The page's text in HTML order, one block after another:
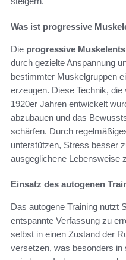
Was ist progressive
Die progressive
durch gezielte Anspannung
bestimmter Muskelgruppen
erzeugen. Diese Technik,
1920er Jahren entwickelt
abzubauen und das
schärfen. Durch
unterstützen, Stress besser
ausgeglichene Lebensweise
Einsatz des autogenen
Das autogene Training nutzt
entspannte Verfassung zu
selbst in einen Zustand der
versetzen, was besonders in